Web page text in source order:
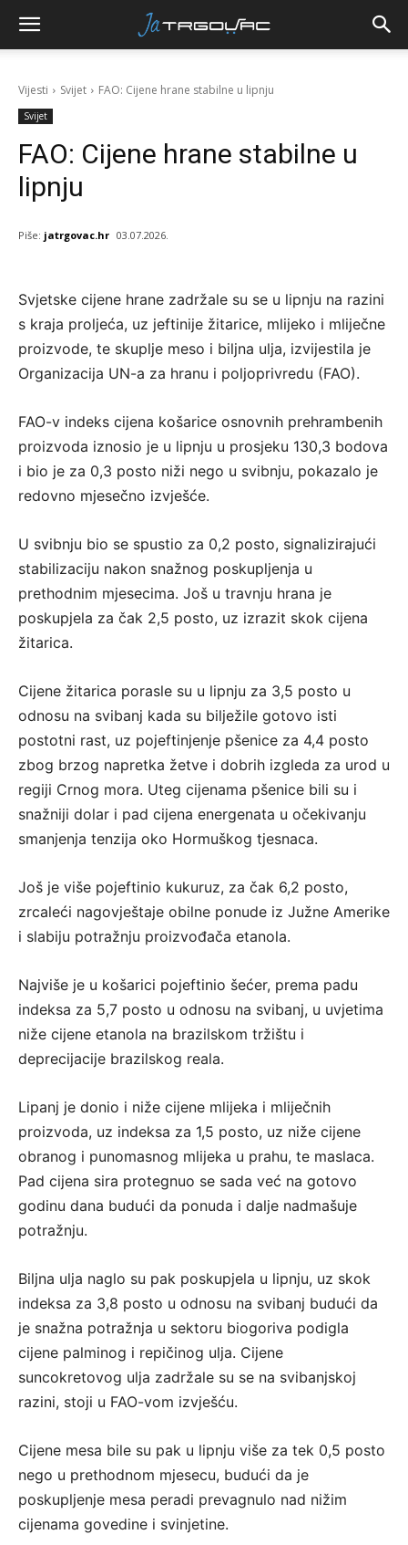
Vijesti Svijet FAO: Cijene hrane stabilne u lipnju
Svijet
FAO: Cijene hrane stabilne u
lipnju
Piše: jatrgovac.hr 03.07.2026.
Svjetske cijene hrane zadržale su se u lipnju na razini
s kraja proljeća, uz jeftinije žitarice, mlijeko i mliječne
proizvode, te skuplje meso i biljna ulja, izvijestila je
Organizacija UN-a za hranu i poljoprivredu (FAO).
FAO-v indeks cijena košarice osnovnih prehrambenih
proizvoda iznosio je u lipnju u prosjeku 130,3 bodova
i bio je za 0,3 posto niži nego u svibnju, pokazalo je
redovno mjesečno izvješće.
U svibnju bio se spustio za 0,2 posto, signalizirajući
stabilizaciju nakon snažnog poskupljenja u
prethodnim mjesecima. Još u travnju hrana je
poskupjela za čak 2,5 posto, uz izrazit skok cijena
žitarica.
Cijene žitarica porasle su u lipnju za 3,5 posto u
odnosu na svibanj kada su bilježile gotovo isti
postotni rast, uz pojeftinjenje pšenice za 4,4 posto
zbog brzog napretka žetve i dobrih izgleda za urod u
regiji Crnog mora. Uteg cijenama pšenice bili su i
snažniji dolar i pad cijena energenata u očekivanju
smanjenja tenzija oko Hormuškog tjesnaca.
Još je više pojeftinio kukuruz, za čak 6,2 posto,
zrcaleći nagovještaje obilne ponude iz Južne Amerike
i slabiju potražnju proizvođača etanola.
Najviše je u košarici pojeftinio šećer, prema padu
indeksa za 5,7 posto u odnosu na svibanj, u uvjetima
niže cijene etanola na brazilskom tržištu i
deprecijacije brazilskog reala.
Lipanj je donio i niže cijene mlijeka i mliječnih
proizvoda, uz indeksa za 1,5 posto, uz niže cijene
obranog i punomasnog mlijeka u prahu, te maslaca.
Pad cijena sira protegnuo se sada već na gotovo
godinu dana budući da ponuda i dalje nadmašuje
potražnju.
Biljna ulja naglo su pak poskupjela u lipnju, uz skok
indeksa za 3,8 posto u odnosu na svibanj budući da
je snažna potražnja u sektoru biogoriva podigla
cijene palminog i repičinog ulja. Cijene
suncokretovog ulja zadržale su se na svibanjskoj
razini, stoji u FAO-vom izvješću.
Cijene mesa bile su pak u lipnju više za tek 0,5 posto
nego u prethodnom mjesecu, budući da je
poskupljenje mesa peradi prevagnulo nad nižim
cijenama govedine i svinjetine.